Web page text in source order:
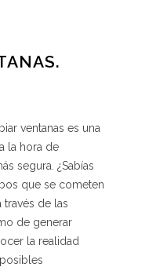
ventanas es una
la hora de
segura. ¿Sabías
que se cometen
través de las
de generar
la realidad